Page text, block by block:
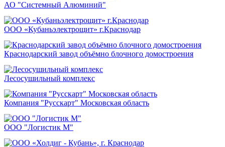
АО "Системный Алюминий"
ООО «Кубаньэлектрощит» г.Краснодар
Краснодарский завод объёмно блочного домостроения
Лесосушильный комплекс
Компания "Русскарт" Московская область
ООО "Логистик М"